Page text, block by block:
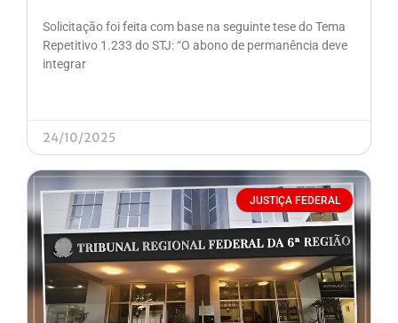
Solicitação foi feita com base na seguinte tese do Tema
Repetitivo 1.233 do STJ: “O abono de permanência deve
integrar
24/10/2025
JUSTIÇA FEDERAL